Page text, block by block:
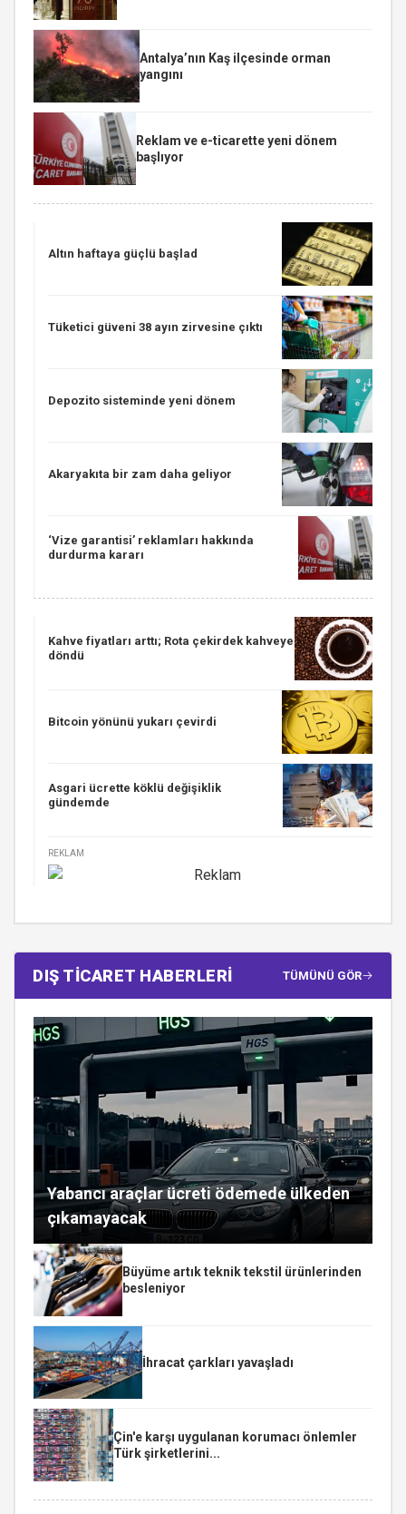
Antalya’nın Kaş ilçesinde orman
yangını
Reklam ve e-ticarette yeni dönem
başlıyor
Altın haftaya güçlü başlad
Tüketici güveni 38 ayın zirvesine çıktı
Depozito sisteminde yeni dönem
Akaryakıta bir zam daha geliyor
‘Vize garantisi’ reklamları hakkında
durdurma kararı
Kahve fiyatları arttı; Rota çekirdek kahveye
döndü
Bitcoin yönünü yukarı çevirdi
Asgari ücrette köklü değişiklik
gündemde
REKLAM
DIŞ TİCARET HABERLERİ TÜMÜNÜ GÖR
Yabancı araçlar ücreti ödemede ülkeden
çıkamayacak
Büyüme artık teknik tekstil ürünlerinden
besleniyor
İhracat çarkları yavaşladı
Çin'e karşı uygulanan korumacı önlemler
Türk şirketlerini...